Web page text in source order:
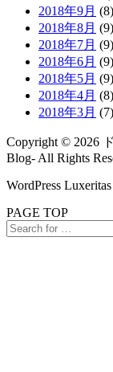
2018年9月 (8)
2018年8月 (9)
2018年7月 (9)
2018年6月 (9)
2018年5月 (9)
2018年4月 (8)
2018年3月 (7)
Copyright © 2026
Blog-All Rights
WordPress
PAGE TOP